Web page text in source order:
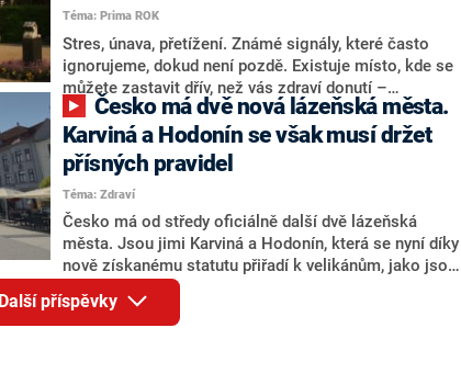
Téma: Prima ROK
Stres, únava, přetížení. Známé signály, které často
ignorujeme, dokud není pozdě. Existuje místo, kde se
můžete zastavit dřív, než vás zdraví donutí –
Františkovy Lázně. Léčba zde není jen o masáži nebo
relaxu – zapojeny jsou přírodní zdroje, pohyb i
odborný dohled. Ať už přijdete po zákroku nebo jen
proto, že si tělo zaslouží odměnu, čeká vás komplexní
přístup a procedury, které umí víc než jen pohladit.
Karviná a Hodonín se však musí držet
přísných pravidel
Téma: Zdraví
Česko má od středy oficiálně další dvě lázeňská
města. Jsou jimi Karviná a Hodonín, která se nyní díky
nově získanému statutu přiřadí k velikánům, jako jsou
Karlovy Vary nebo Mariánské Lázně. Radnice si od
toho slibují nejen prestiž, ale také peníze. Na druhou
stranu ale budou muset dodržovat přísná pravidla.
Další příspěvky